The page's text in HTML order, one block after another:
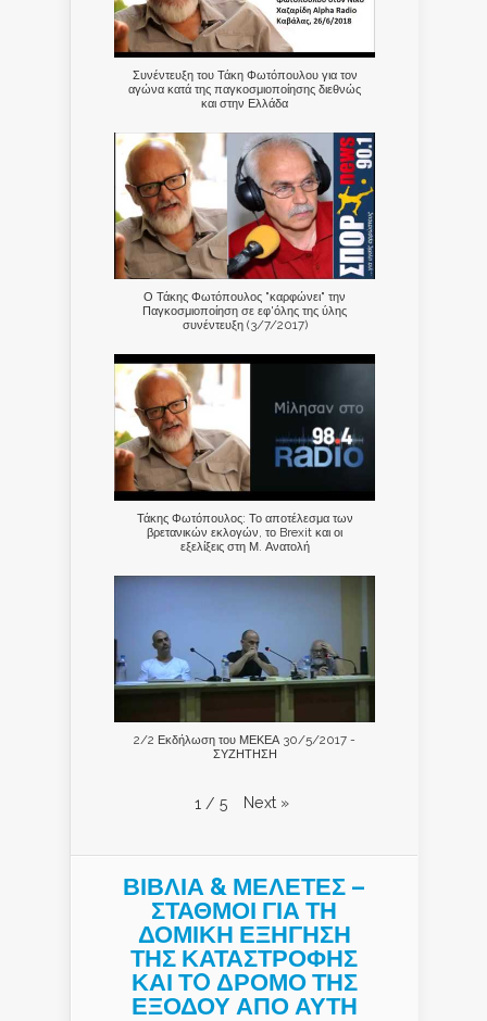
Συνέντευξη του Τάκη Φωτόπουλου για τον
αγώνα κατά της παγκοσμιοποίησης διεθνώς
και στην Ελλάδα
Ο Τάκης Φωτόπουλος "καρφώνει" την
Παγκοσμιοποίηση σε εφ'όλης της ύλης
συνέντευξη (3/7/2017)
Τάκης Φωτόπουλος: Το αποτέλεσμα των
βρετανικών εκλογών, το Brexit και οι
εξελίξεις στη Μ. Ανατολή
2/2 Εκδήλωση του ΜΕΚΕΑ 30/5/2017 -
ΣΥΖΗΤΗΣΗ
1 / 5 Next »
ΒΙΒΛΙΑ & ΜΕΛΕΤΕΣ –
ΣΤΑΘΜΟΙ ΓΙΑ ΤΗ
ΔΟΜΙΚΗ ΕΞΗΓΗΣΗ
ΤΗΣ ΚΑΤΑΣΤΡΟΦΗΣ
ΚΑΙ ΤO ΔΡΟΜΟ ΤΗΣ
ΕΞΟΔΟΥ ΑΠΟ ΑΥΤΗ